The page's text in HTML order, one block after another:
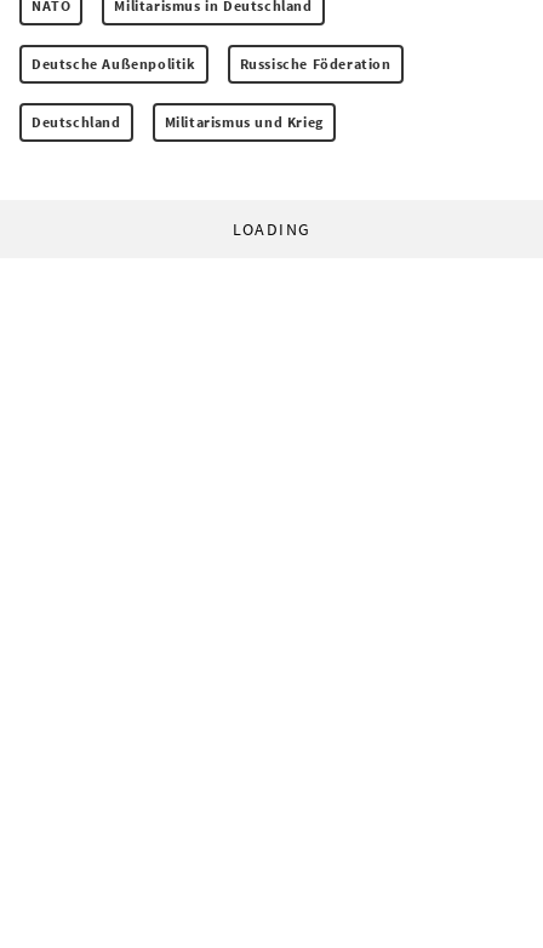
NATO Militarismus in Deutschland
Deutsche Außenpolitik Russische Föderation
Deutschland Militarismus und Krieg
LOADING